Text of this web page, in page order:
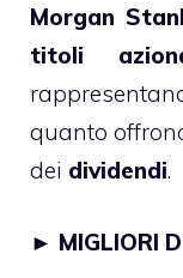
Morgan
titoli
quanto
dei dividendi.
► MIGLIORI